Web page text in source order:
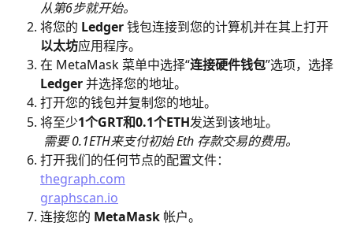
从第6步就开始。
将您的 Ledger 钱包连接到您的计算机并在其上打开
以太坊应用程序。
在 MetaMask 菜单中选择“连接硬件钱包”选项，选择
Ledger 并选择您的地址。
打开您的钱包并复制您的地址。
将至少1个GRT和0.1个ETH发送到该地址。
需要 0.1ETH来支付初始 Eth 存款交易的费用。
打开我们的任何节点的配置文件：
thegraph.com
graphscan.io
连接您的 MetaMask 帐户。